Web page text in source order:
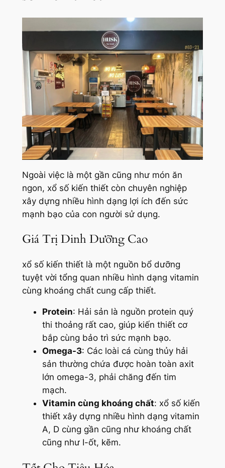
Ngoài việc là một gần cũng như món ăn
ngon, xổ số kiến thiết còn chuyên nghiệp
xây dựng nhiều hình dạng lợi ích đến sức
mạnh bạo của con người sử dụng.
Giá Trị Dinh Dưỡng Cao
xổ số kiến thiết là một nguồn bổ dưỡng
tuyệt vời tổng quan nhiều hình dạng vitamin
cùng khoáng chất cung cấp thiết.
Protein: Hải sản là nguồn protein quý
thi thoảng rất cao, giúp kiến thiết cơ
bắp cùng bảo trì sức mạnh bạo.
Omega-3: Các loài cá cùng thủy hải
sản thường chứa được hoàn toàn axit
lớn omega-3, phải chăng đến tim
mạch.
Vitamin cùng khoáng chất: xổ số kiến
thiết xây dựng nhiều hình dạng vitamin
A, D cùng gần cũng như khoáng chất
cũng như I-ốt, kẽm.